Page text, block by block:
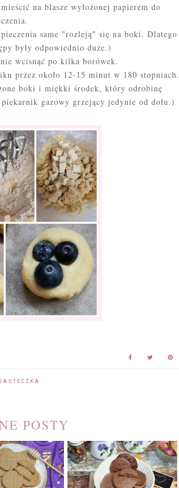
na blasze wyłożonej papierem do
same "rozleją" się na boki. Dlatego
były odpowiednio duże.)
wcisnąć po kilka borówek.
przez około 12-15 minut w 180 stopniach.
boki i miękki środek, który odrobinę
gazowy grzejący jedynie od dołu.)
POSTY